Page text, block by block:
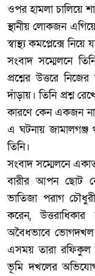
ওপর হামলা চালিয়ে
স্থানীয় লোকজন
স্বাস্থ্য কমপ্লেক্সে
‎সংবাদ সম্মেলনে
প্রশ্নের উত্তরে
দাঁড়ায়। তিনি প্রশ্ন
কারণে কেন একজন
এ ঘটনায় জামালগঞ্জ
তিনি।
‎সংবাদ সম্মেলনে
বারীর আপন ছোট
ভাতিজা পরাগ
করেন,
অবৈধভাবে ভোগদখল
এসময় তারা রফিকুল
ভূমি দখলের